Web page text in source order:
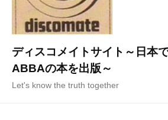
ディスコメイトサイト～日本で
ABBAの本を出版～
Let's know the truth together